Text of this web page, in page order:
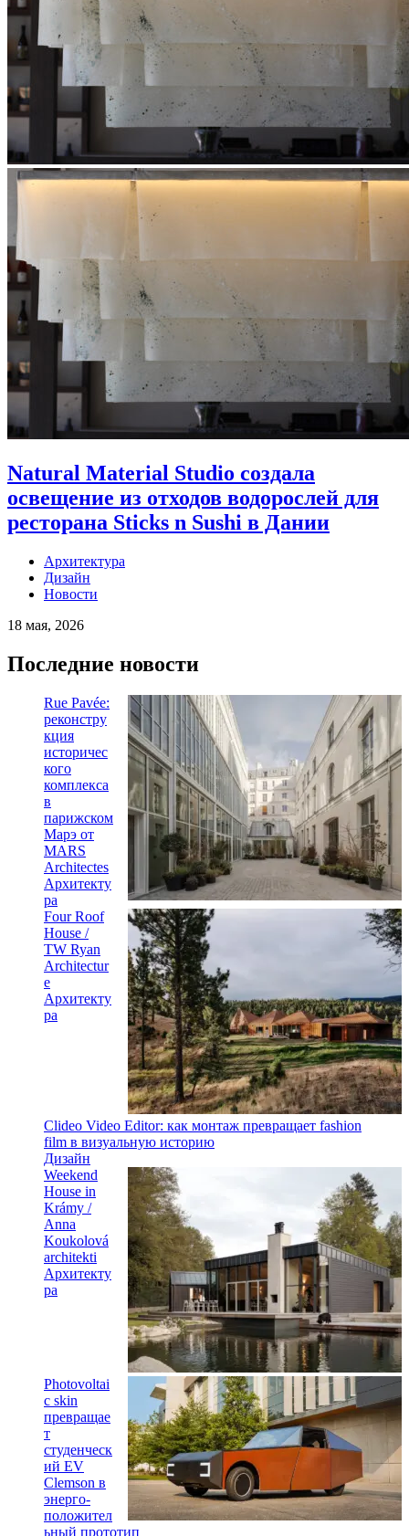
Natural Material Studio создала
освещение из отходов водорослей для
ресторана Sticks n Sushi в Дании
Архитектура
Дизайн
Новости
18 мая, 2026
Последние новости
Rue Pavée:
реконстру
кция
историчес
кого
комплекса
в
парижском
Марэ от
MARS
Architectes
Архитекту
ра
Four Roof
House /
TW Ryan
Architectur
e
Архитекту
ра
Clideo Video Editor: как монтаж превращает fashion
film в визуальную историю
Дизайн
Weekend
House in
Krámy /
Anna
Koukolová
architekti
Архитекту
ра
Photovoltai
c skin
превращае
т
студенческ
ий EV
Clemson в
энерго-
положител
ьный прототип